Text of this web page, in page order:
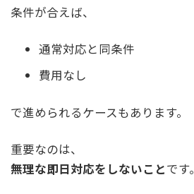
条件が合えば、
通常対応と同条件
費用なし
で進められるケースもあります。
重要なのは、
無理な即日対応をしないことです。